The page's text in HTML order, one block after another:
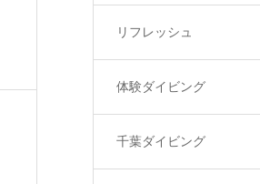
リフレッシュ
体験ダイビング
千葉ダイビング